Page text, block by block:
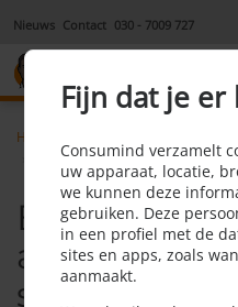
Nieuws Contact 030 - 7009 727
Home
Een reisverzekering afsluiten in
Een
afsluiten in
slim?
Fijn dat je er
Consumind verzamelt
uw apparaat, locatie,
we kunnen deze
gebruiken. Deze
in een profiel met de
sites en apps, zoals
aanmaakt.